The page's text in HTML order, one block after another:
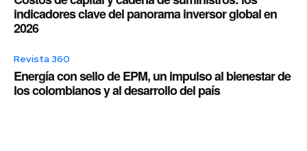
indicadores clave del panorama inversor global en
2026
Revista 360
Energía con sello de EPM, un impulso al bienestar de
los colombianos y al desarrollo del país